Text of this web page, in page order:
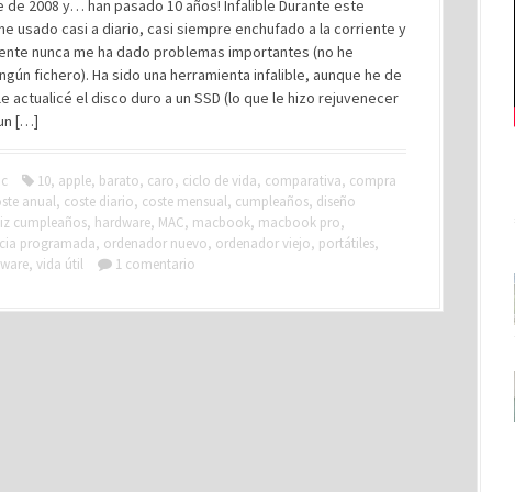
de 2008 y… han pasado 10 años! Infalible Durante este
usado casi a diario, casi siempre enchufado a la corriente y
nunca me ha dado problemas importantes (no he
fichero). Ha sido una herramienta infalible, aunque he de
actualicé el disco duro a un SSD (lo que le hizo rejuvenecer
[…]
10, apple, barato, caro, ciclo de vida, comparativa, compra
anual, coste diario, coste mensual, cumpleaños, diseño
cumpleaños, hardware, MAC, macbook, macbook pro,
programada, ordenador nuevo, ordenador viejo, portátiles,
, vida útil 1 comentario